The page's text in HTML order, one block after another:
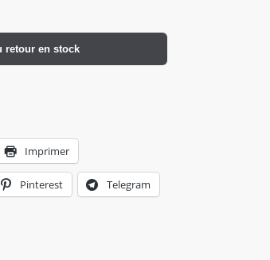
retour en stock
Imprimer
Pinterest Telegram